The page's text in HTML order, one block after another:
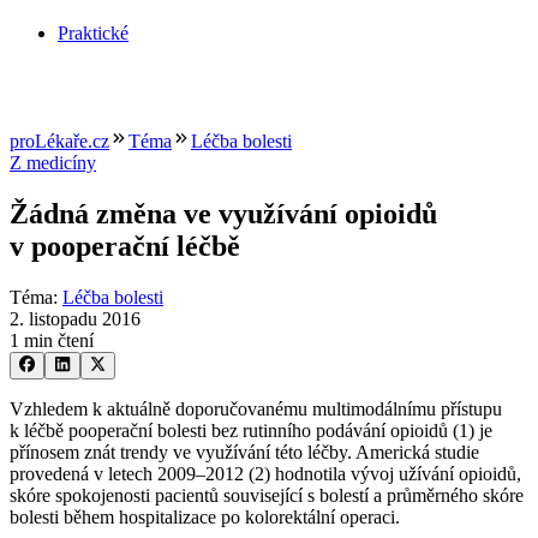
Praktické
proLékaře.cz Téma
Léčba bolesti
Z medicíny
Žádná změna ve využívání opioidů
v pooperační léčbě
Téma: Léčba bolesti
2. listopadu 2016
1 min čtení
Vzhledem k aktuálně doporučovanému multimodálnímu přístupu
k léčbě pooperační bolesti bez rutinního podávání opioidů (1) je
přínosem znát trendy ve využívání této léčby. Americká studie
provedená v letech 2009–2012 (2) hodnotila vývoj užívání opioidů,
skóre spokojenosti pacientů související s bolestí a průměrného skóre
bolesti během hospitalizace po kolorektální operaci.